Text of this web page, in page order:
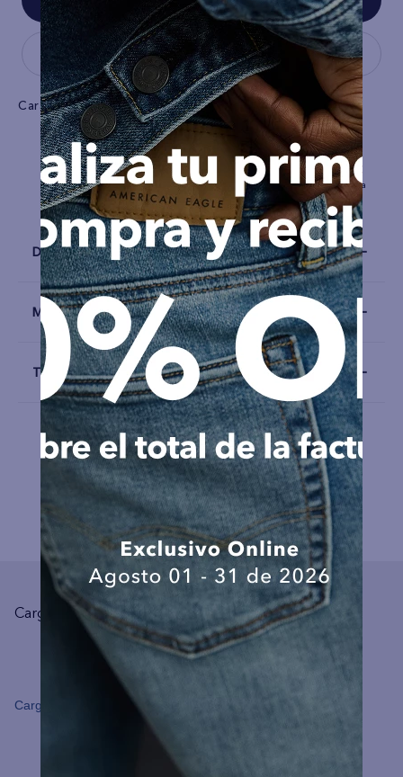
Características
Tiro alto Stretch Tela Mezclilla
Detalles
Materiales y Cuidado
Talla y Fit
COMPLEMENTA TU LOOK
Cargando el resumen…
Cargando comentarios…